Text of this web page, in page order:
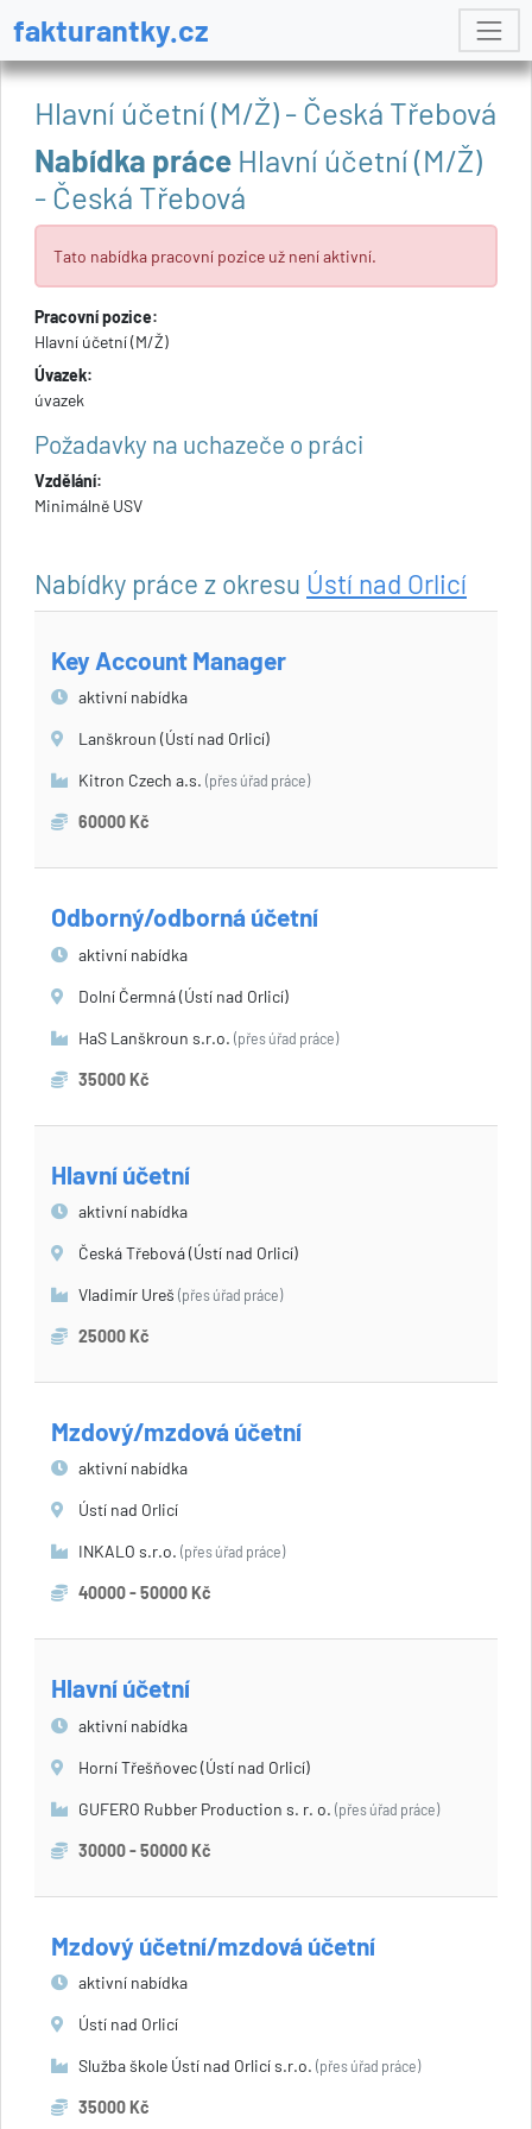
fakturantky.cz
Hlavní účetní (M/Ž) - Česká Třebová
Nabídka práce Hlavní účetní (M/Ž)
- Česká Třebová
Tato nabídka pracovní pozice už není aktivní.
Pracovní pozice:
Hlavní účetní (M/Ž)
Úvazek:
úvazek
Požadavky na uchazeče o práci
Vzdělání:
Minimálně USV
Nabídky práce z okresu Ústí nad Orlicí
Key Account Manager
aktivní nabídka
Lanškroun (Ústí nad Orlicí)
Kitron Czech a.s. (přes úřad práce)
60000 Kč
Odborný/odborná účetní
aktivní nabídka
Dolní Čermná (Ústí nad Orlicí)
HaS Lanškroun s.r.o. (přes úřad práce)
35000 Kč
Hlavní účetní
aktivní nabídka
Česká Třebová (Ústí nad Orlicí)
Vladimír Ureš (přes úřad práce)
25000 Kč
Mzdový/mzdová účetní
aktivní nabídka
Ústí nad Orlicí
INKALO s.r.o. (přes úřad práce)
40000 - 50000 Kč
Hlavní účetní
aktivní nabídka
Horní Třešňovec (Ústí nad Orlicí)
GUFERO Rubber Production s. r. o. (přes úřad práce)
30000 - 50000 Kč
Mzdový účetní/mzdová účetní
aktivní nabídka
Ústí nad Orlicí
Služba škole Ústí nad Orlicí s.r.o. (přes úřad práce)
35000 Kč